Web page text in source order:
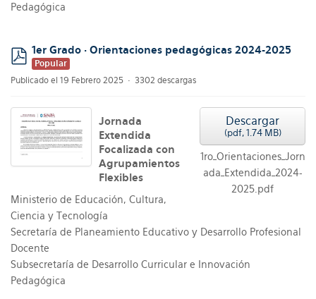
Pedagógica
pdf
1er Grado · Orientaciones pedagógicas 2024-2025
Popular
Publicado el 19 Febrero 2025
3302 descargas
Descargar
(pdf, 1.74 MB)
1ro_Orientaciones_Jorn
ada_Extendida_2024-
2025.pdf
Jornada
Extendida
Focalizada con
Agrupamientos
Flexibles
Ministerio de Educación, Cultura,
Ciencia y Tecnología
Secretaría de Planeamiento Educativo y Desarrollo Profesional
Docente
Subsecretaría de Desarrollo Curricular e Innovación
Pedagógica